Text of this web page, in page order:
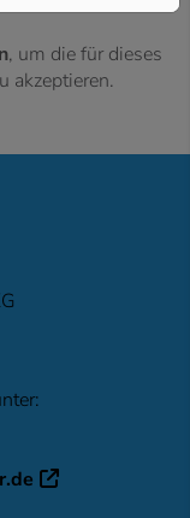
, um die für dieses
akzeptieren.